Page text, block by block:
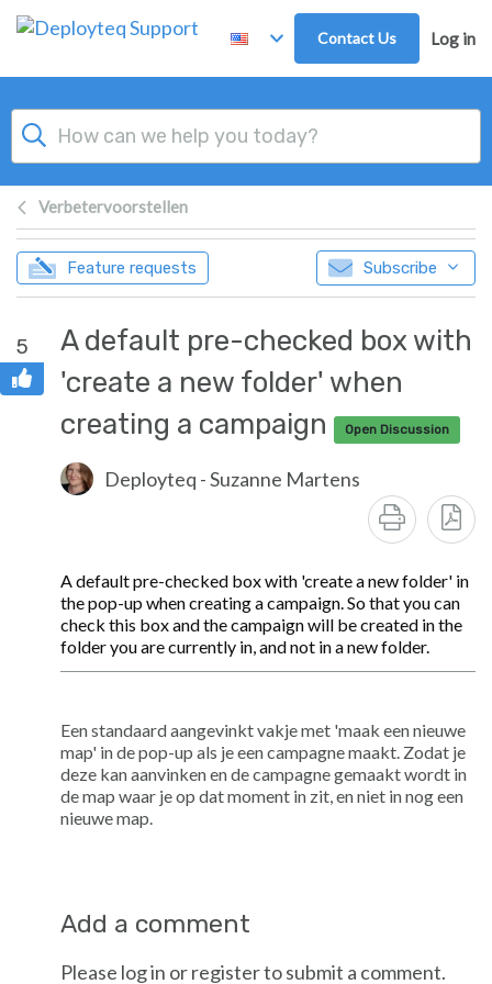
Skip to main content
Contact Us Log in
Verbetervoorstellen
Feature requests Subscribe
5
A default pre-checked box with
'create a new folder' when
creating a campaign
Open Discussion
Deployteq - Suzanne Martens
A default pre-checked box with 'create a new folder' in
the pop-up when creating a campaign. So that you can
check this box and the campaign will be created in the
folder you are currently in, and not in a new folder.
Een standaard aangevinkt vakje met 'maak een nieuwe
map' in de pop-up als je een campagne maakt. Zodat je
deze kan aanvinken en de campagne gemaakt wordt in
de map waar je op dat moment in zit, en niet in nog een
nieuwe map.
Add a comment
Please log in or register to submit a comment.